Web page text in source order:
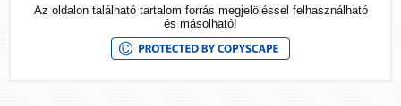
Az oldalon található tartalom forrás megjelöléssel felhasználható
és másolható!